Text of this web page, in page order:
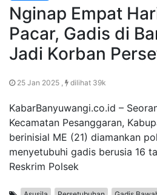
Nginap Empat
Pacar, Gadis di
Jadi Korban
25 Jan 2025 , dilihat 39k
KabarBanyuwangi.co.id –
Kecamatan Pesanggaran,
berinisial ME (21) diamankan
menyetubuhi gadis berusia 16
Reskrim Polsek